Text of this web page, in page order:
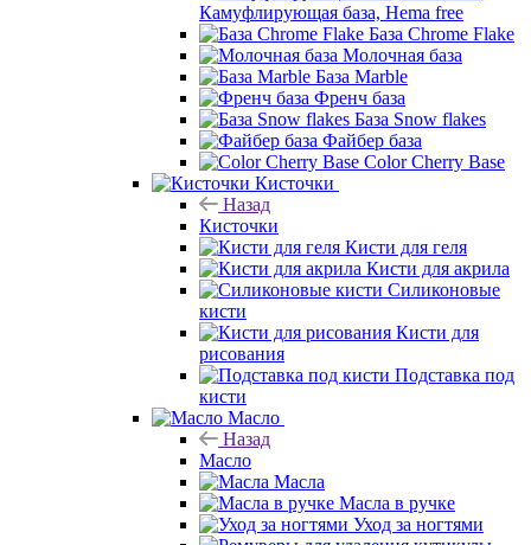
Камуфлирующая база, Hema free
База Chrome Flake
Молочная база
База Marble
Френч база
База Snow flakes
Файбер база
Color Cherry Base
Кисточки
Назад
Кисточки
Кисти для геля
Кисти для акрила
Силиконовые
кисти
Кисти для
рисования
Подставка под
кисти
Масло
Назад
Масло
Масла
Масла в ручке
Уход за ногтями